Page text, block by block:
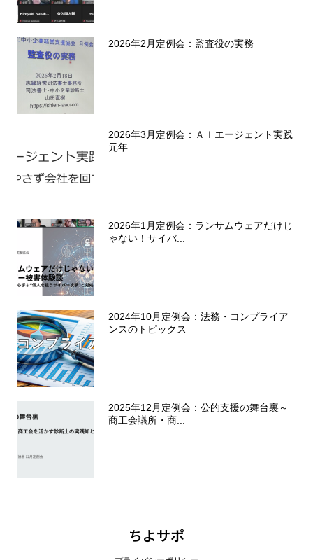
2026年2月定例会：監査役の実務
2026年3月定例会：ＡＩエージェント実践
元年
2026年1月定例会：ランサムウェアだけじ
ゃない！サイバ...
2024年10月定例会：法務・コンプライア
ンスのトピックス
2025年12月定例会：公的支援の舞台裏～
商工会議所・商...
ちよサポ